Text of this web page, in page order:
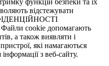
функцій безпеки та їх
відстежувати
Файли cookie допомагають
а також виявляти і
які намагаються
з веб-сайту.